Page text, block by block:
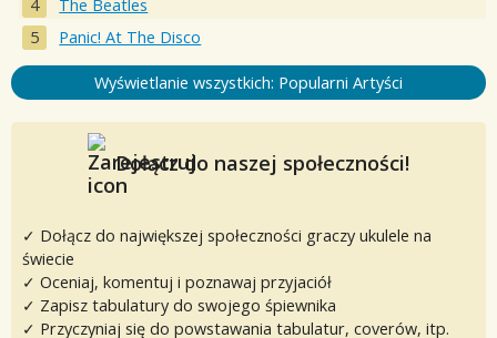
The Beatles
Panic! At The Disco
Wyświetlanie wszystkich: Popularni Artyści
Dołącz do naszej społeczności!
✓ Dołącz do największej społeczności graczy ukulele na
świecie
✓ Oceniaj, komentuj i poznawaj przyjaciół
✓ Zapisz tabulatury do swojego śpiewnika
✓ Przyczyniaj się do powstawania tabulatur, coverów, itp.